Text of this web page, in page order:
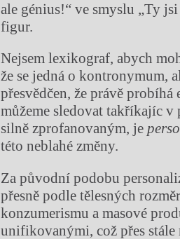
ale génius!“ ve smyslu „Ty
figur.
Nejsem lexikograf, abych
že se jedná o kontronymum,
přesvědčen, že právě
můžeme sledovat takříkajíc v
silně zprofanovaným, je
této neblahé změny.
Za původní podobu
přesně podle tělesných
konzumerismu a masové
unifikovanými, což přes